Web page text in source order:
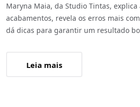
Maryna Maia, da Studio Tintas,
acabamentos, revela os erros mais
dá dicas para garantir um resultado
Leia mais